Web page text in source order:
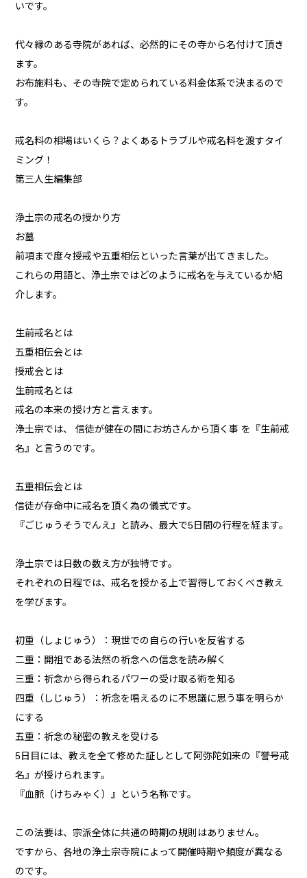
いです。
代々縁のある寺院があれば、必然的にその寺から名付けて頂き
ます。
お布施料も、その寺院で定められている料金体系で決まるので
す。
戒名料の相場はいくら？よくあるトラブルや戒名料を渡すタイ
ミング！
第三人生編集部
浄土宗の戒名の授かり方
お墓
前項まで度々授戒や五重相伝といった言葉が出てきました。
これらの用語と、浄土宗ではどのように戒名を与えているか紹
介します。
生前戒名とは
五重相伝会とは
授戒会とは
生前戒名とは
戒名の本来の授け方と言えます。
浄土宗では、 信徒が健在の間にお坊さんから頂く事 を『生前戒
名』と言うのです。
五重相伝会とは
信徒が存命中に戒名を頂く為の儀式です。
『ごじゅうそうでんえ』と読み、最大で5日間の行程を経ます。
浄土宗では日数の数え方が独特です。
それぞれの日程では、戒名を授かる上で習得しておくべき教え
を学びます。
初重（しょじゅう）：現世での自らの行いを反省する
二重：開祖である法然の祈念への信念を読み解く
三重：祈念から得られるパワーの受け取る術を知る
四重（しじゅう）：祈念を唱えるのに不思議に思う事を明らか
にする
五重：祈念の秘密の教えを受ける
5日目には、教えを全て修めた証しとして阿弥陀如来の『誉号戒
名』が授けられます。
『血脈（けちみゃく）』という名称です。
この法要は、宗派全体に共通の時期の規則はありません。
ですから、各地の浄土宗寺院によって開催時期や頻度が異なる
のです。